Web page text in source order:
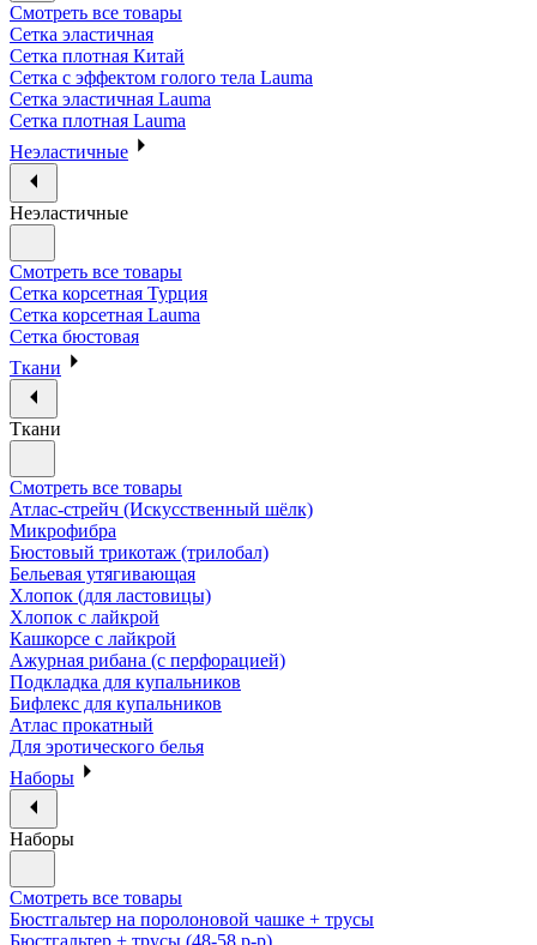
Смотреть все товары
Сетка эластичная
Сетка плотная Китай
Сетка с эффектом голого тела Lauma
Сетка эластичная Lauma
Сетка плотная Lauma
Неэластичные
Неэластичные
Смотреть все товары
Сетка корсетная Турция
Сетка корсетная Lauma
Сетка бюстовая
Ткани
Ткани
Смотреть все товары
Атлас-стрейч (Искусственный шёлк)
Микрофибра
Бюстовый трикотаж (трилобал)
Бельевая утягивающая
Хлопок (для ластовицы)
Хлопок с лайкрой
Кашкорсе с лайкрой
Ажурная рибана (с перфорацией)
Подкладка для купальников
Бифлекс для купальников
Атлас прокатный
Для эротического белья
Наборы
Наборы
Смотреть все товары
Бюстгальтер на поролоновой чашке + трусы
Бюстгальтер + трусы (48-58 р-р)